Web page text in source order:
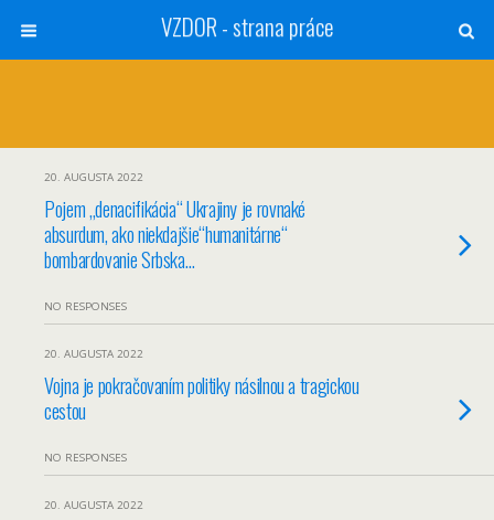
VZDOR - strana práce
20. AUGUSTA 2022
Pojem „denacifikácia“ Ukrajiny je rovnaké
absurdum, ako niekdajšie“humanitárne“
bombardovanie Srbska…
NO RESPONSES
20. AUGUSTA 2022
Vojna je pokračovaním politiky násilnou a tragickou
cestou
NO RESPONSES
20. AUGUSTA 2022